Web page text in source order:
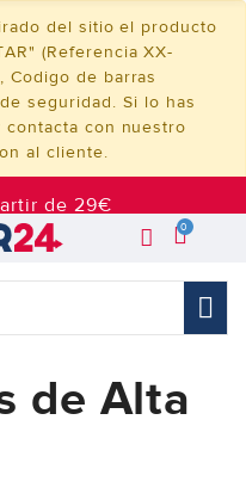
del sitio el producto
(Referencia XX-
Codigo de barras
seguridad. Si lo has
con nuestro
al cliente.
de 29€
0
de Alta